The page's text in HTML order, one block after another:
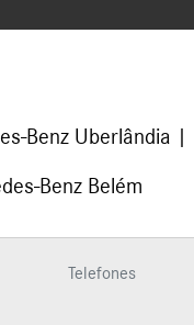
Benz Uberlândia
Benz Belém
Telefones